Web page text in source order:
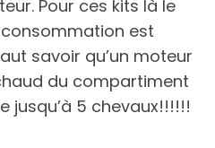
Pour ces kits là le
est
savoir qu’un moteur
du compartiment
jusqu’à 5 chevaux!!!!!!